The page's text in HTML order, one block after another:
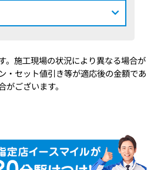
。施工現場の状況により異なる場合が
・セット値引き等が適応後の金額であ
がございます。